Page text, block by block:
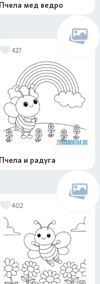
Пчела мед ведро
427
Пчела и радуга
402